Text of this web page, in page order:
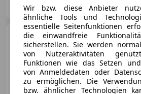
AT-5023 Salzburg
BMW
€ 36
Wir bzw. diese Anbieter
ähnliche Tools und
essentielle Seitenfunktionen
die einwandfreie
sicherstellen. Sie werden
von Nutzeraktivitäten
Funktionen wie das Setzen
von Anmeldedaten oder
zu ermöglichen. Die
bzw. ähnlicher Technologien